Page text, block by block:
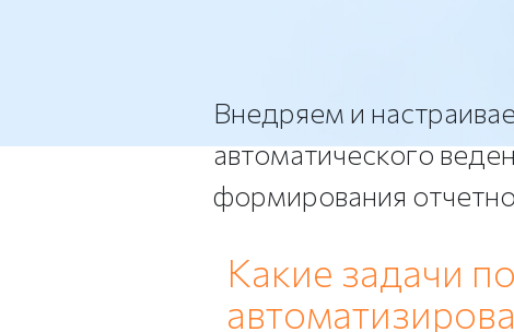
Внедряем и
автоматического
формирования
Какие задачи